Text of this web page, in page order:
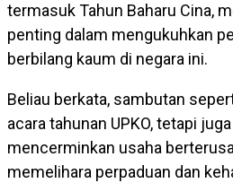
termasuk Tahun Baharu Cina,
penting dalam mengukuhkan
berbilang kaum di negara ini.
Beliau berkata, sambutan
acara tahunan UPKO, tetapi
mencerminkan usaha
memelihara perpaduan dan